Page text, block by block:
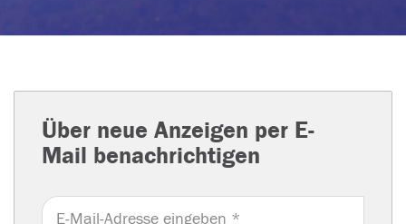
Über neue Anzeigen per E-
Mail benachrichtigen